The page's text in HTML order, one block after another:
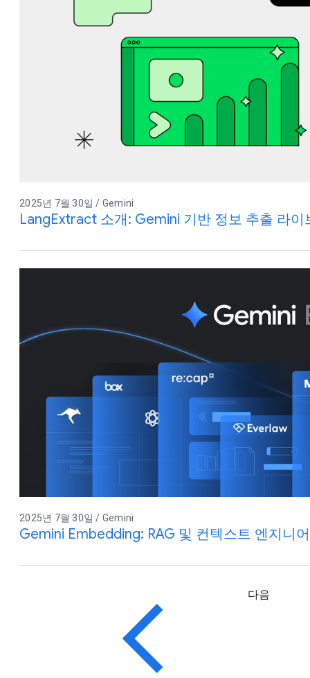
2025년 7월 30일 / Gemini
LangExtract 소개: Gemini 기반 정보 추출 라이
2025년 7월 30일 / Gemini
Gemini Embedding: RAG 및 컨텍스트 엔지니
다음